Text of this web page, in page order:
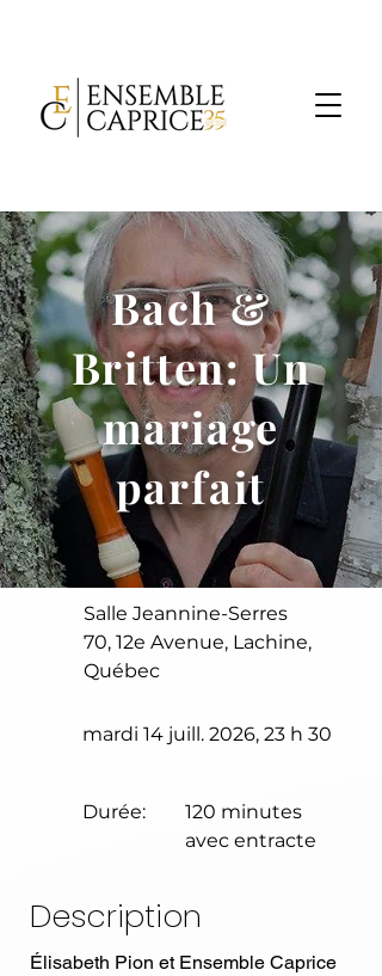
Bach &
Britten: Un
mariage
parfait
Salle Jeannine-Serres
70, 12e Avenue, Lachine,
Québec
mardi 14 juill. 2026, 23 h 30
Durée:
120 minutes
avec entracte
Description
Élisabeth Pion et Ensemble Caprice